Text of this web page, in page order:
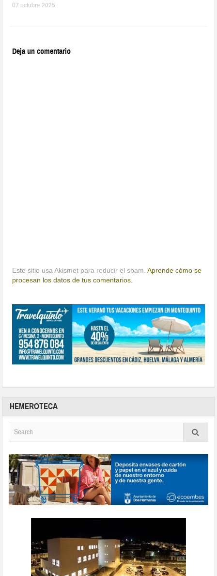
07 octubre 2025
Deja un comentario
Este sitio usa Akismet para reducir el spam.Aprende cómo se
procesan los datos de tus comentarios.
HEMEROTECA